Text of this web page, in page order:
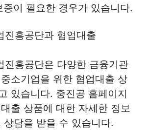
증이 필요한 경우가 있습니다.
진흥공단과 협업대출
진흥공단은 다양한 금융기관
소기업을 위한 협업대출 상
있습니다. 중진공 홈페이지
출 상품에 대한 자세한 정보
상담을 받을 수 있습니다.